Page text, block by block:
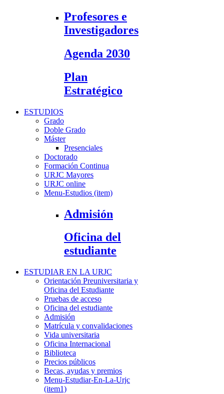
Profesores e
Investigadores
Agenda 2030
Plan
Estratégico
ESTUDIOS
Grado
Doble Grado
Máster
Presenciales
Doctorado
Formación Continua
URJC Mayores
URJC online
Menu-Estudios (item)
Admisión
Oficina del
estudiante
ESTUDIAR EN LA URJC
Orientación Preuniversitaria y
Oficina del Estudiante
Pruebas de acceso
Oficina del estudiante
Admisión
Matrícula y convalidaciones
Vida universitaria
Oficina Internacional
Biblioteca
Precios públicos
Becas, ayudas y premios
Menu-Estudiar-En-La-Urjc
(item1)